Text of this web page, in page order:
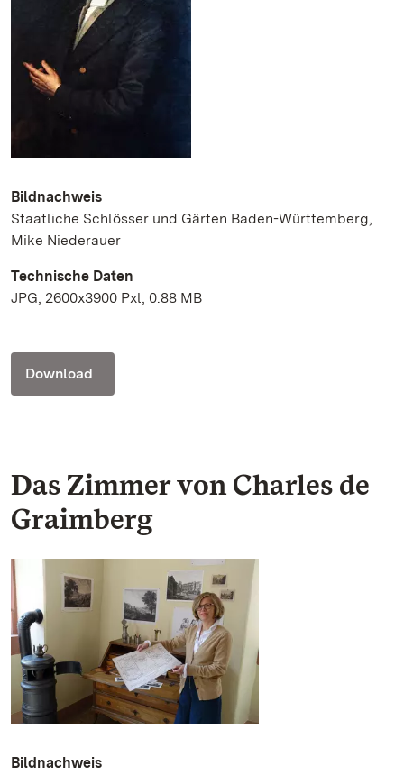
Bildnachweis
Staatliche Schlösser und Gärten Baden-Württemberg,
Mike Niederauer
Technische Daten
JPG, 2600x3900 Pxl, 0.88 MB
Download
Das Zimmer von Charles de
Graimberg
Bildnachweis